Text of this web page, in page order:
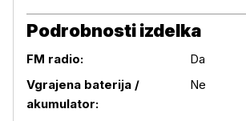
Podrobnosti izdelka
FM radio:
Da
Vgrajena baterija /
akumulator:
Ne